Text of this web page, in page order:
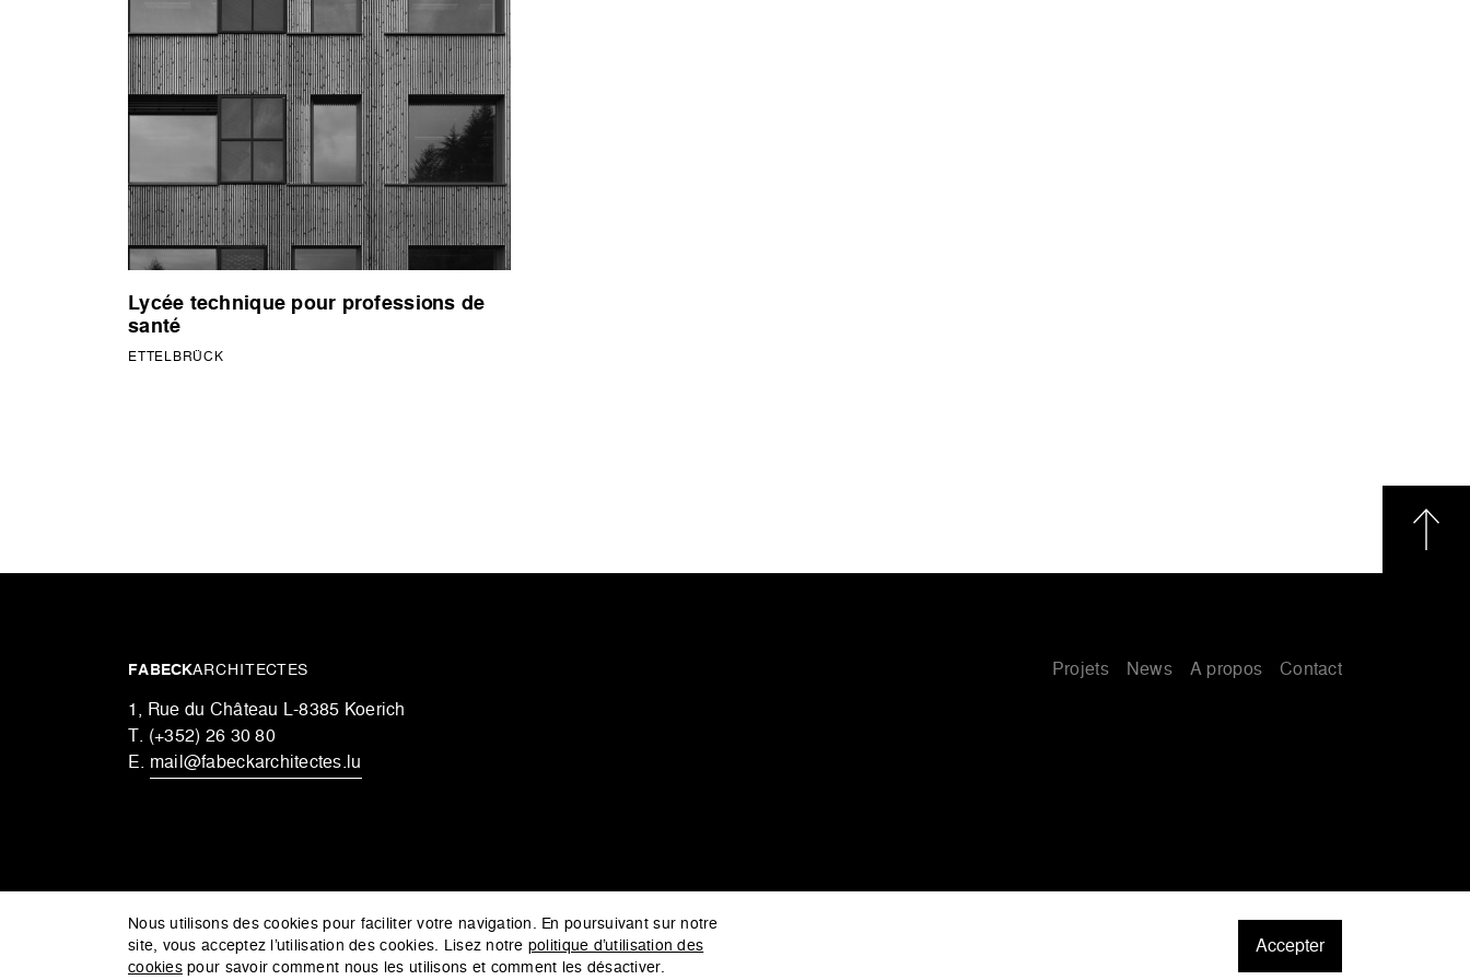
Lycée technique pour professions de
santé
ETTELBRÜCK
FABECKARCHITECTES
1, Rue du Château L-8385 Koerich
T. (+352) 26 30 80
E. mail@fabeckarchitectes.lu
Projets News A propos Contact
Nous utilisons des cookies pour faciliter votre navigation. En poursuivant sur notre
site, vous acceptez l’utilisation des cookies. Lisez notre politique d’utilisation des
cookiespour savoir comment nous les utilisons et comment les désactiver.
Accepter